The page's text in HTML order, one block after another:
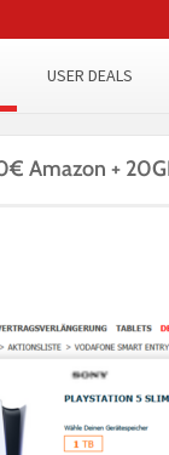
USER DEALS
Amazon +